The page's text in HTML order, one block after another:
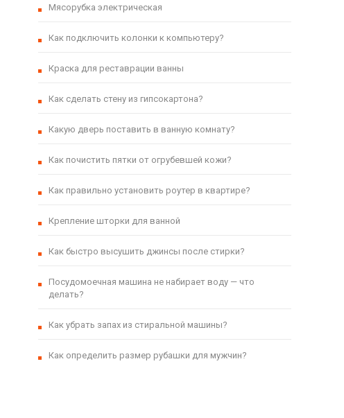
Мясорубка электрическая
Как подключить колонки к компьютеру?
Краска для реставрации ванны
Как сделать стену из гипсокартона?
Какую дверь поставить в ванную комнату?
Как почистить пятки от огрубевшей кожи?
Как правильно установить роутер в квартире?
Крепление шторки для ванной
Как быстро высушить джинсы после стирки?
Посудомоечная машина не набирает воду — что
делать?
Как убрать запах из стиральной машины?
Как определить размер рубашки для мужчин?